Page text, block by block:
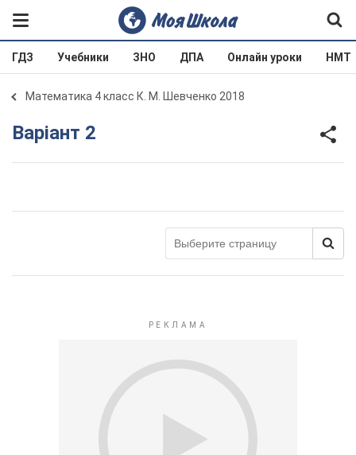
ГДЗ Учебники ЗНО ДПА Онлайн уроки НМТ
Математика 4 класс К. М. Шевченко 2018
Варіант 2